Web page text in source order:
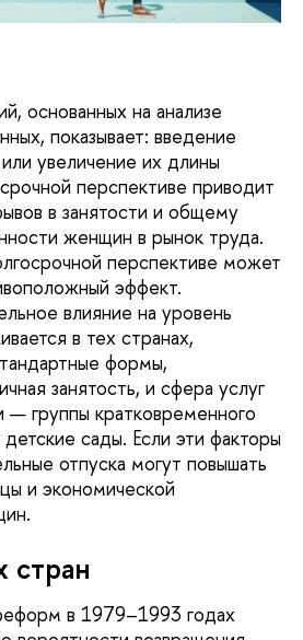
основанных на анализе
показывает: введение
увеличение их длины
перспективе приводит
в занятости и общему
женщин в рынок труда.
перспективе может
эффект.
влияние на уровень
в тех странах,
формы,
занятость, и сфера услуг
— группы кратковременного
сады. Если эти факторы
отпуска могут повышать
и экономической
стран
в 1979–1993 годах